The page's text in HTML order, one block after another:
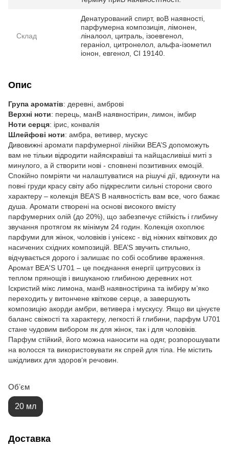
Склад
Денатурований спирт, воВ наявності,
парфумерна композиція, лімонен,
ліналоол, цитраль, ізоевгенол,
гераніол, цитронелол, альфа-ізометил
іонон, евгенол, CI 19140.
Опис
Група ароматів: деревні, амброві
Верхні ноти: перець, манВ наявностірин, лимон, імбир
Ноти серця: ірис, конвалія
Шлейфові ноти: амбра, ветивер, мускус
Дивовижні аромати парфумерної лінійки BEA’S допоможуть
вам не тільки відродити найяскравіші та найщасливіші миті з
минулого, а й створити нові - сповнені позитивних емоцій.
Спокійно помріяти чи налаштуватися на рішучі дії, вдихнути на
повні груди красу світу або підкреслити сильні сторони свого
характеру – колекція BEA’S В наявностість вам все, чого бажає
душа. Аромати створені на основі високого вмісту
парфумерних олій (до 20%), що забезпечує стійкість і глибину
звучання протягом як мінімум 24 годин. Колекція охоплює
парфуми для жінок, чоловіків і унісекс - від ніжних квіткових до
насичених східних композицій. BEA’S звучить стильно,
відчувається дорого і залишає по собі особливе враження.
Аромат BEA'S U701 – це поєднання енергії цитрусових із
теплом прянощів і вишуканою глибиною деревних нот.
Іскристий мікс лимона, манВ наявностірина та імбиру м’яко
переходить у витончене квіткове серце, а завершують
композицію акорди амбри, ветивера і мускусу. Якщо ви цінуєте
баланс свіжості та характеру, легкості й глибини, парфум U701
стане чудовим вибором як для жінок, так і для чоловіків.
Парфум стійкий, його можна наносити на одяг, розпорошувати
на волосся та використовувати як спрей для тіла. Не містить
шкідливих для здоров‘я речовин.
Обʼєм
20 мл
Доставка